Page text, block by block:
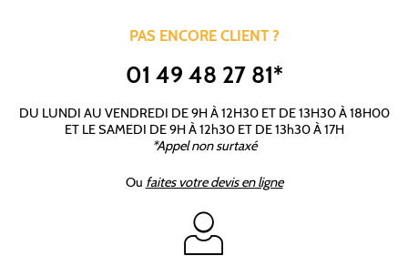
PAS ENCORE CLIENT ?
01 49 48 27 81*
DU LUNDI AU VENDREDI DE 9H À 12H30 ET DE 13H30 À 18H00
ET LE SAMEDI DE 9H À 12h30 ET DE 13h30 À 17H
*Appel non surtaxé
Ou faites votre devis en ligne